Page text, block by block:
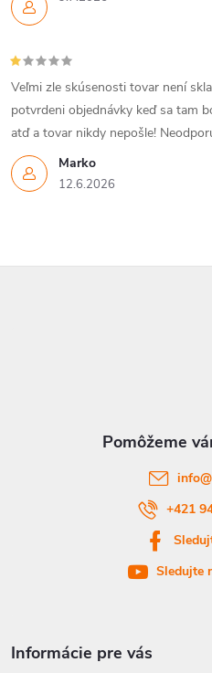
Marko
12.6.2026
Veľmi zle skúsenosti tovar není
potvrdeni objednávky keď sa tam
atď a tovar nikdy nepošle!
Informácie pre vás
info@
+421
Sledujte